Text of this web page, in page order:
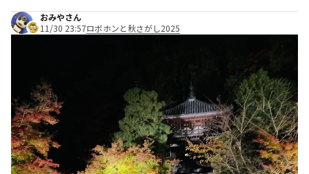
おみやさん
11/30 23:57ロボホンと秋さがし2025